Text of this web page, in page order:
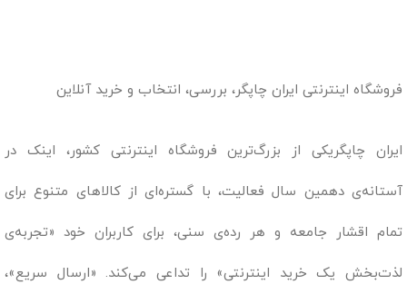
فروشگاه اینترنتی ایران چاپگر، بررسی، انتخاب و خرید آنلاین
ایران چاپگریکی از بزرگ‌ترین فروشگاه اینترنتی کشور، اینک در
آستانه‌ی دهمین سال فعالیت، با گستره‌ای از کالاهای متنوع برای
تمام اقشار جامعه و هر رده‌ی سنی، برای کاربران خود «تجربه‌ی
لذت‌بخش یک خرید اینترنتی» را تداعی می‌کند. «ارسال سریع»،